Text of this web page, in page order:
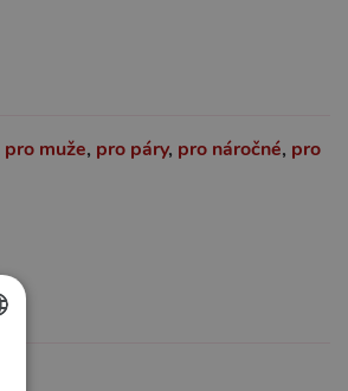
pro muže, pro páry, pro náročné, pro